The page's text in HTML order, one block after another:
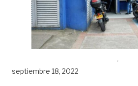
septiembre 18, 2022